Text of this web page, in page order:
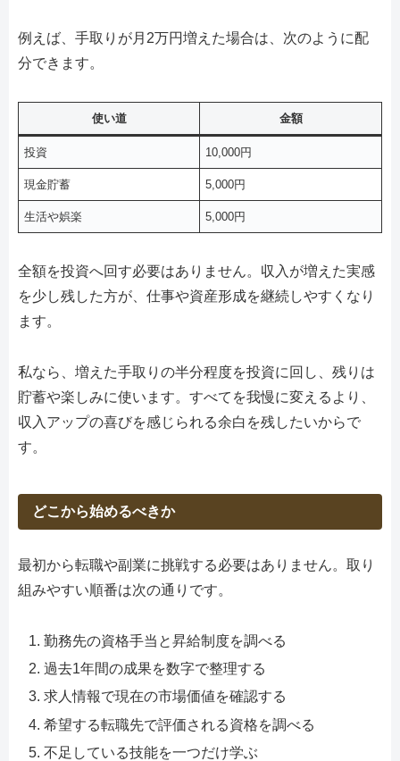
例えば、手取りが月2万円増えた場合は、次のように配
分できます。
使い道 金額
投資 10,000円
現金貯蓄 5,000円
生活や娯楽 5,000円
全額を投資へ回す必要はありません。収入が増えた実感
を少し残した方が、仕事や資産形成を継続しやすくなり
ます。
私なら、増えた手取りの半分程度を投資に回し、残りは
貯蓄や楽しみに使います。すべてを我慢に変えるより、
収入アップの喜びを感じられる余白を残したいからで
す。
どこから始めるべきか
最初から転職や副業に挑戦する必要はありません。取り
組みやすい順番は次の通りです。
勤務先の資格手当と昇給制度を調べる
過去1年間の成果を数字で整理する
求人情報で現在の市場価値を確認する
希望する転職先で評価される資格を調べる
不足している技能を一つだけ学ぶ